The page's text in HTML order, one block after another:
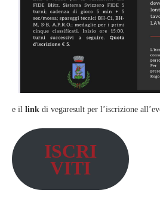
e il link di vegaresult per l’iscrizione
ISCRI
VITI